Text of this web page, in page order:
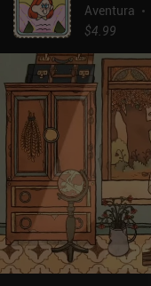
Aventura
$4.99